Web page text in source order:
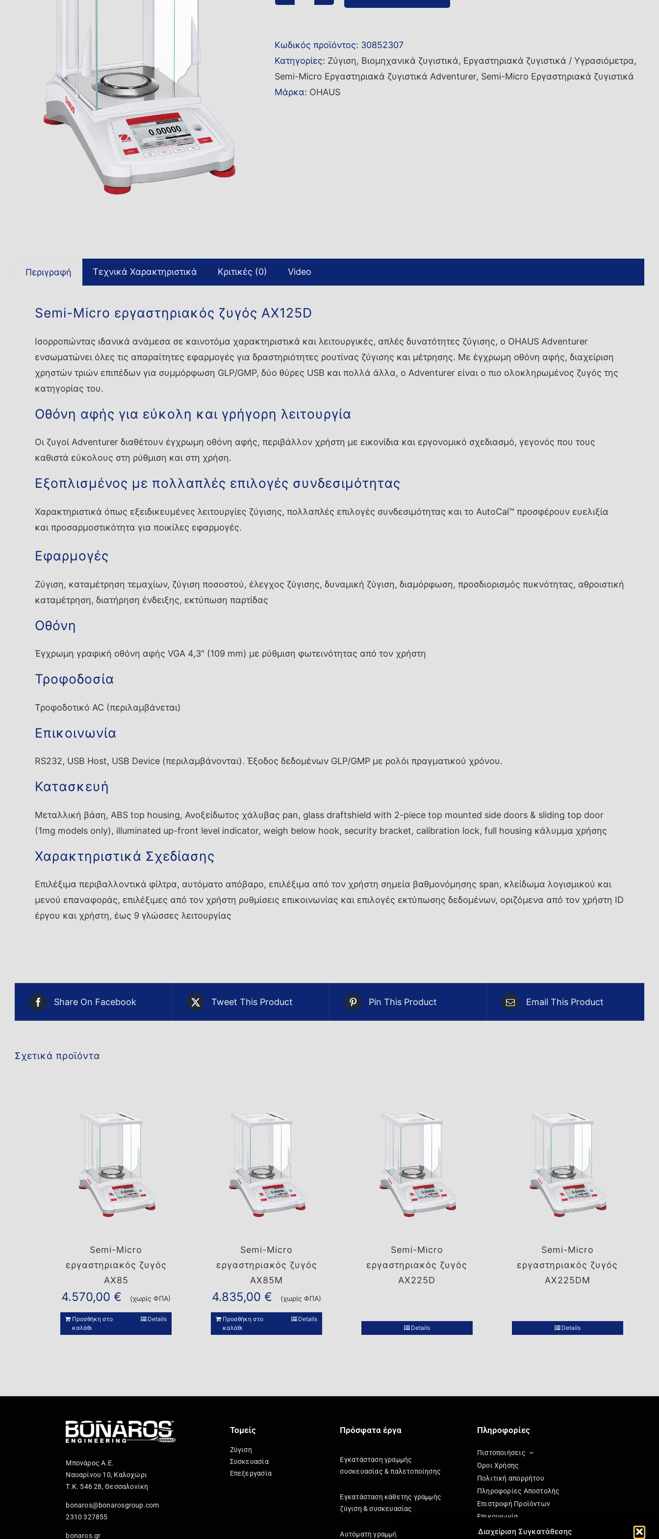
Διαχείριση Συγκατάθεσης
ζυγός
AX125D
ποσότητα
Κωδικός προϊόντος: 30852307
Κατηγορίες: Ζύγιση, Βιομηχανικά ζυγιστικά, Εργαστηριακά ζυγιστικά / Υγρασιόμετρα,
Semi-Micro Εργαστηριακά ζυγιστικά Adventurer, Semi-Micro Εργαστηριακά ζυγιστικά
Μάρκα: OHAUS
Περιγραφή Τεχνικά Χαρακτηριστικά Κριτικές (0) Video
Semi-Micro εργαστηριακός ζυγός AX125D
Ισορροπώντας ιδανικά ανάμεσα σε καινοτόμα χαρακτηριστικά και λειτουργικές, απλές δυνατότητες ζύγισης, ο OHAUS Adventurer
ενσωματώνει όλες τις απαραίτητες εφαρμογές για δραστηριότητες ρουτίνας ζύγισης και μέτρησης. Με έγχρωμη οθόνη αφής, διαχείριση
χρηστών τριών επιπέδων για συμμόρφωση GLP/GMP, δύο θύρες USB και πολλά άλλα, ο Adventurer είναι ο πιο ολοκληρωμένος ζυγός της
κατηγορίας του.
Οθόνη αφής για εύκολη και γρήγορη λειτουργία
Οι ζυγοί Adventurer διαθέτουν έγχρωμη οθόνη αφής, περιβάλλον χρήστη με εικονίδια και εργονομικό σχεδιασμό, γεγονός που τους
καθιστά εύκολους στη ρύθμιση και στη χρήση.
Εξοπλισμένος με πολλαπλές επιλογές συνδεσιμότητας
Χαρακτηριστικά όπως εξειδικευμένες λειτουργίες ζύγισης, πολλαπλές επιλογές συνδεσιμότητας και το AutoCal™ προσφέρουν ευελιξία
και προσαρμοστικότητα για ποικίλες εφαρμογές.
Εφαρμογές
Ζύγιση, καταμέτρηση τεμαχίων, ζύγιση ποσοστού, έλεγχος ζύγισης, δυναμική ζύγιση, διαμόρφωση, προσδιορισμός πυκνότητας, αθροιστική
καταμέτρηση, διατήρηση ένδειξης, εκτύπωση παρτίδας
Οθόνη
Έγχρωμη γραφική οθόνη αφής VGA 4,3″ (109 mm) με ρύθμιση φωτεινότητας από τον χρήστη
Τροφοδοσία
Τροφοδοτικό AC (περιλαμβάνεται)
Επικοινωνία
RS232, USB Host, USB Device (περιλαμβάνονται). Έξοδος δεδομένων GLP/GMP με ρολόι πραγματικού χρόνου.
Κατασκευή
Μεταλλική βάση, ABS top housing, Ανοξείδωτος χάλυβας pan, glass draftshield with 2-piece top mounted side doors & sliding top door
(1mg models only), illuminated up-front level indicator, weigh below hook, security bracket, calibration lock, full housing κάλυμμα χρήσης
Χαρακτηριστικά Σχεδίασης
Επιλέξιμα περιβαλλοντικά φίλτρα, αυτόματο απόβαρο, επιλέξιμα από τον χρήστη σημεία βαθμονόμησης span, κλείδωμα λογισμικού και
μενού επαναφοράς, επιλέξιμες από τον χρήστη ρυθμίσεις επικοινωνίας και επιλογές εκτύπωσης δεδομένων, οριζόμενα από τον χρήστη ID
έργου και χρήστη, έως 9 γλώσσες λειτουργίας
Share On Facebook Tweet This Product Pin This Product Email This Product
Σχετικά προϊόντα
Semi-Micro
εργαστηριακός ζυγός
AX85
4.570,00€ (χωρίς ΦΠΑ)
Προσθήκη στο
καλάθι
Details
Semi-Micro
εργαστηριακός ζυγός
AX85M
4.835,00€ (χωρίς ΦΠΑ)
Προσθήκη στο
καλάθι
Details
Semi-Micro
εργαστηριακός ζυγός
AX225D
Details
Semi-Micro
εργαστηριακός ζυγός
AX225DM
Details
Μπονάρος Α.Ε.
Ναυαρίνου 10, Καλοχώρι
Τ.Κ. 546 28, Θεσσαλονίκη
bonaros@bonarosgroup.com
2310 327855
bonaros.gr
Τομείς
Ζύγιση
Συσκευασία
Επεξεργασία
Πρόσφατα έργα
Εγκατάσταση γραμμής
συσκευασίας & παλετοποίησης
Εγκατάσταση κάθετης γραμμής
ζύγιση & συσκευασίας
Αυτόματη γραμμή κιβωτιοποίησης
Πληροφορίες
Πιστοποιήσεις
Όροι Χρήσης
Πολιτική απορρήτου
Πληροφορίες Αποστολής
Επιστροφή Προϊόντων
Επικοινωνία
Πολιτική Cookies (ΕΕ)